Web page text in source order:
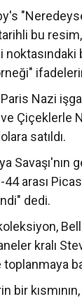
bu
Nazi
Çiçeklerle
satıldı.
Savaşı'nın
arası
dedi.
kralı
bir